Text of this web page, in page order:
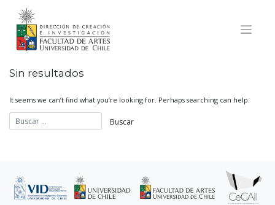
content
Sin resultados
It seems we can’t find what you’re looking for. Perhaps searching can help.